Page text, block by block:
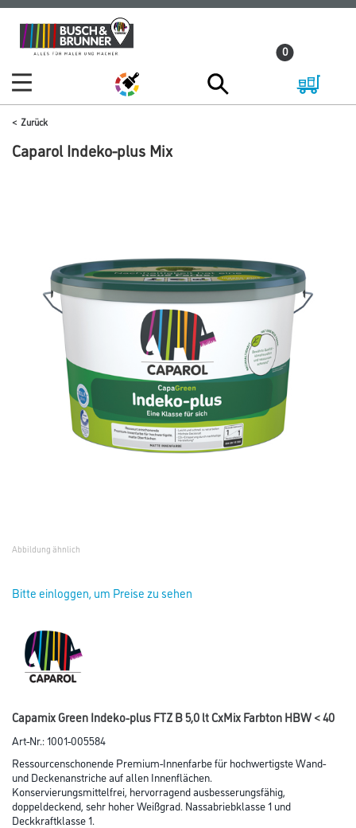
Zum
Inhalt
Zum
Navigationsmenü
0
Zurück
Caparol Indeko-plus Mix
Abbildung ähnlich
Bitte einloggen, um Preise zu sehen
Capamix Green Indeko-plus FTZ B 5,0 lt CxMix Farbton HBW < 40
Art-Nr.:1001-005584
Ressourcenschonende Premium-Innenfarbe für hochwertigste Wand-
und Decken­anstriche auf allen Innenflächen.
Konservierungsmittelfrei, hervorragend ausbesserungsfähig,
doppeldeckend, sehr hoher Weißgrad. Nassabriebklasse 1 und
Deckkraftklasse 1.